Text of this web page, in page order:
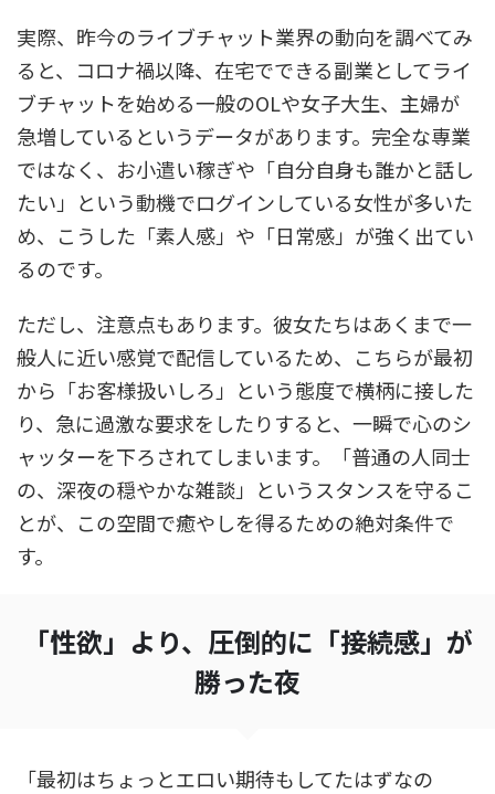
実際、昨今のライブチャット業界の動向を調べてみ
ると、コロナ禍以降、在宅でできる副業としてライ
ブチャットを始める一般のOLや女子大生、主婦が
急増しているというデータがあります。完全な専業
ではなく、お小遣い稼ぎや「自分自身も誰かと話し
たい」という動機でログインしている女性が多いた
め、こうした「素人感」や「日常感」が強く出てい
るのです。
ただし、注意点もあります。彼女たちはあくまで一
般人に近い感覚で配信しているため、こちらが最初
から「お客様扱いしろ」という態度で横柄に接した
り、急に過激な要求をしたりすると、一瞬で心のシ
ャッターを下ろされてしまいます。「普通の人同士
の、深夜の穏やかな雑談」というスタンスを守るこ
とが、この空間で癒やしを得るための絶対条件で
す。
「性欲」より、圧倒的に「接続感」が
勝った夜
「最初はちょっとエロい期待もしてたはずなの